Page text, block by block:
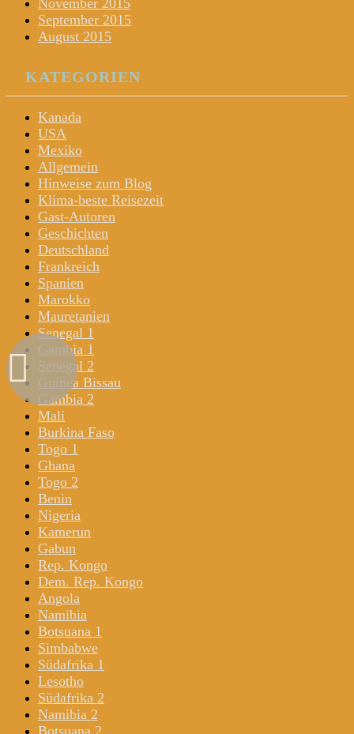
September 2015
August 2015
KATEGORIEN
Kanada
USA
Mexiko
Allgemein
Hinweise zum Blog
Klima-beste Reisezeit
Gast-Autoren
Geschichten
Deutschland
Frankreich
Spanien
Marokko
Mauretanien
Senegal 1
Gambia 1
Senegal 2
Guinea Bissau
Gambia 2
Mali
Burkina Faso
Togo 1
Ghana
Togo 2
Benin
Nigeria
Kamerun
Gabun
Rep. Kongo
Dem. Rep. Kongo
Angola
Namibia
Botsuana 1
Simbabwe
Südafrika 1
Lesotho
Südafrika 2
Namibia 2
Botsuana 2